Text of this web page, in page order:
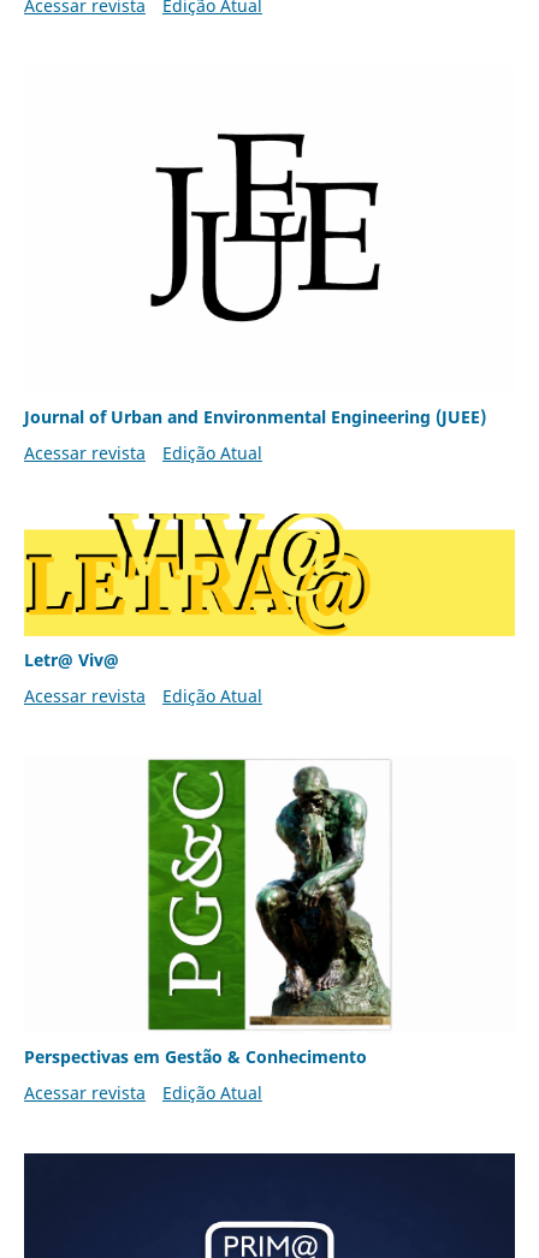
Acessar revista
Edição Atual
Journal of Urban and Environmental Engineering (JUEE)
Acessar revista
Edição Atual
Letr@ Viv@
Acessar revista
Edição Atual
Perspectivas em Gestão & Conhecimento
Acessar revista
Edição Atual